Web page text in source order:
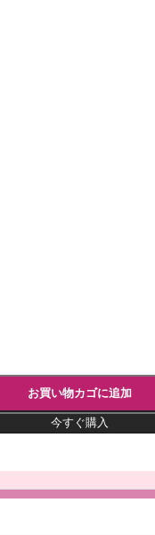
お買い物カゴに追加
今すぐ購入